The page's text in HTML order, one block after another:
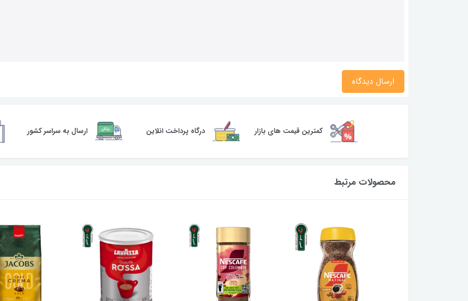
ارسال دیدگاه
کمترین قیمت های بازار درگاه پرداخت انلاین ارسال به سراسر کشور
محصولات مرتبط